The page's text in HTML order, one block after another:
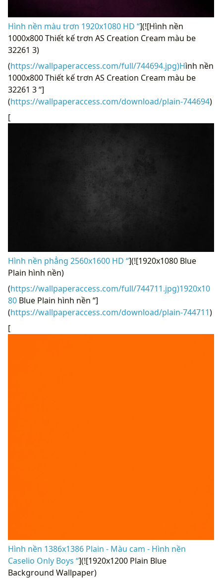
Hình nền màu trơn 1920x1080 HD “](![Hình nền
1000x800 Thiết kế trơn AS Creation Cream màu be
32261 3)
(https://wallpaperaccess.com/full/744694.jpg)Hình nền
1000x800 Thiết kế trơn AS Creation Cream màu be
32261 3 “]
(https://wallpaperaccess.com/download/plain-744694)
[
Hình nền phẳng 2560x1600 HD “](![1920x1080 Blue
Plain hình nền)
(https://wallpaperaccess.com/full/744711.jpg)1920x10
80 Blue Plain hình nền “]
(https://wallpaperaccess.com/download/plain-744711)
[
Hình nền 1386x1386 Plain - Màu cam - Hình nền
Caselio Only Boys “](![1920x1200 Plain Blue
Background Wallpaper)